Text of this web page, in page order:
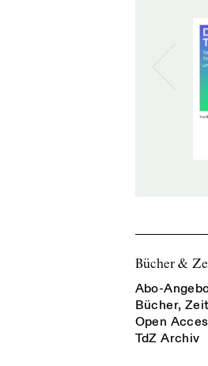
Bücher &
Abo-
Bücher,
Open
TdZ Archiv